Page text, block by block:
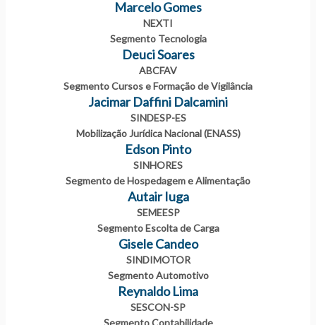
Marcelo Gomes
NEXTI
Segmento Tecnologia
Deuci Soares
ABCFAV
Segmento Cursos e Formação de Vigilância
Jacimar Daffini Dalcamini
SINDESP-ES
Mobilização Jurídica Nacional (ENASS)
Edson Pinto
SINHORES
Segmento de Hospedagem e Alimentação
Autair Iuga
SEMEESP
Segmento Escolta de Carga
Gisele Candeo
SINDIMOTOR
Segmento Automotivo
Reynaldo Lima
SESCON-SP
Segmento Contabilidade